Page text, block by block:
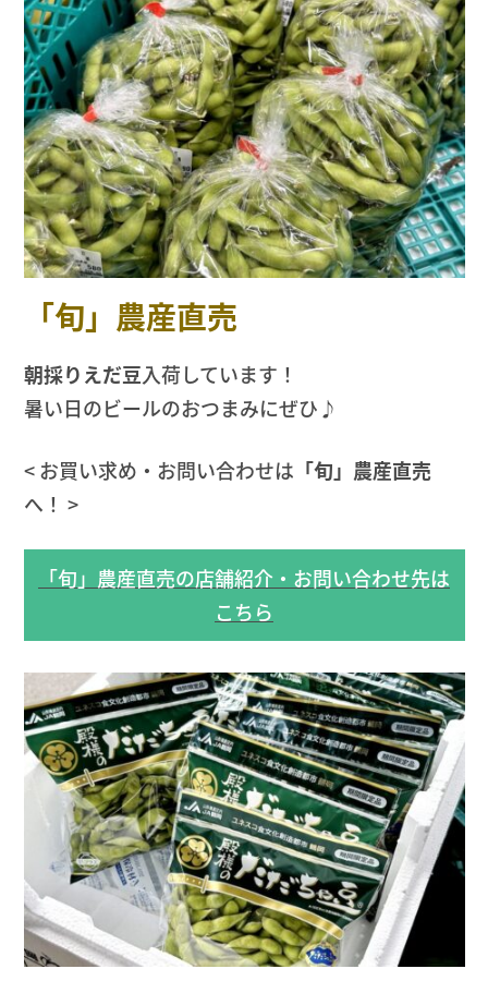
「旬」農産直売
朝採りえだ豆入荷しています！
暑い日のビールのおつまみにぜひ♪
< お買い求め・お問い合わせは 「旬」農産直売
へ！ >
「旬」農産直売の店舗紹介・お問い合わせ先は
こちら